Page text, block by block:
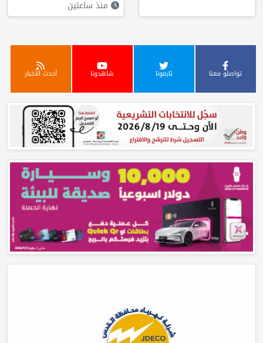
منذ ساعتين
تواصلو معنا تابعونا شاهدونا أحدث الأخبار